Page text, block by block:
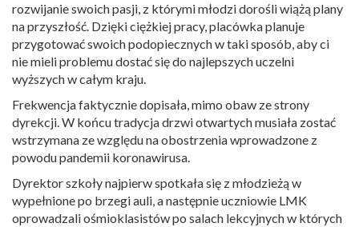
rozwijanie swoich pasji, z którymi młodzi dorośli wiążą plany
na przyszłość. Dzięki ciężkiej pracy, placówka planuje
przygotować swoich podopiecznych w taki sposób, aby ci
nie mieli problemu dostać się do najlepszych uczelni
wyższych w całym kraju.
Frekwencja faktycznie dopisała, mimo obaw ze strony
dyrekcji. W końcu tradycja drzwi otwartych musiała zostać
wstrzymana ze względu na obostrzenia wprowadzone z
powodu pandemii koronawirusa.
Dyrektor szkoły najpierw spotkała się z młodzieżą w
wypełnione po brzegi auli, a następnie uczniowie LMK
oprowadzali ośmioklasistów po salach lekcyjnych w których